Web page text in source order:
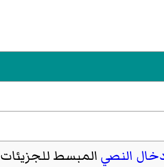
النصي المبسط للجزيئات